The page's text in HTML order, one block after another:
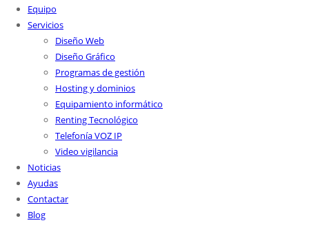
Equipo
Servicios
Diseño Web
Diseño Gráfico
Programas de gestión
Hosting y dominios
Equipamiento informático
Renting Tecnológico
Telefonía VOZ IP
Video vigilancia
Noticias
Ayudas
Contactar
Blog